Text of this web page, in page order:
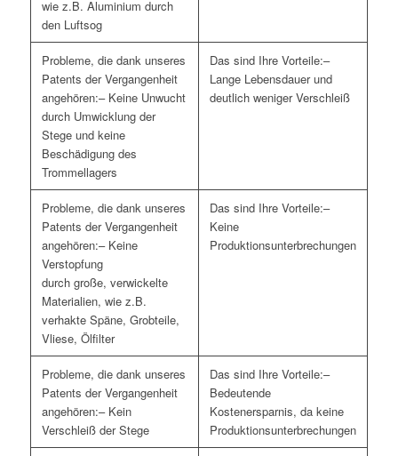
wie z.B. Aluminium durch
den Luftsog
– Keine Unwucht
durch Umwicklung der
Stege und keine
Beschädigung des
Trommellagers
–
Lange Lebensdauer und
deutlich weniger Verschleiß
– Keine
Verstopfung
durch große, verwickelte
Materialien, wie z.B.
verhakte Späne, Grobteile,
Vliese, Ölfilter
–
Keine
Produktionsunterbrechungen
– Kein
Verschleiß der Stege
–
Bedeutende
Kostenersparnis, da keine
Produktionsunterbrechungen